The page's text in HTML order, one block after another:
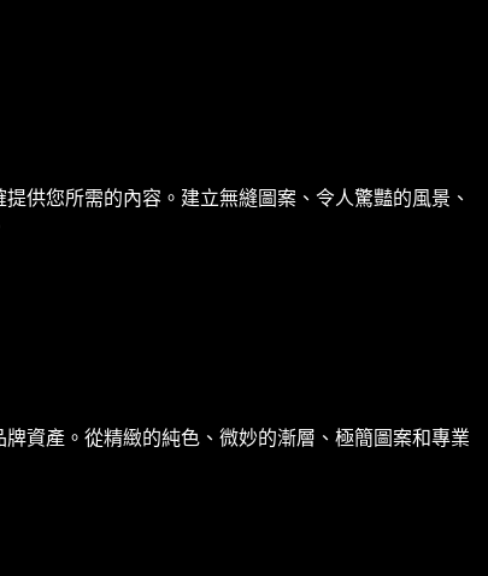
供您所需的內容。建立無縫圖案、令人驚豔的風景、
資產。從精緻的純色、微妙的漸層、極簡圖案和專業